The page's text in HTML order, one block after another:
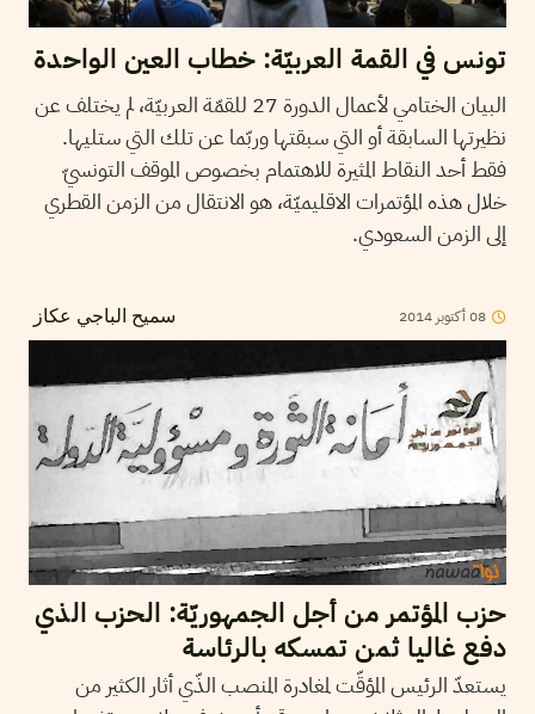
تونس في القمة العربيّة: خطاب العين الواحدة
البيان الختامي لأعمال الدورة 27 للقمّة العربيّة، لم يختلف عن
نظيرتها السابقة أو التي سبقتها وربّما عن تلك التي ستليها.
فقط أحد النقاط المثيرة للاهتمام بخصوص الموقف التونسيّ
خلال هذه المؤتمرات الاقليميّة، هو الانتقال من الزمن القطري
إلى الزمن السعودي.
سميح الباجي عكاز 08أكتوبر 2014
حزب المؤتمر من أجل الجمهوريّة: الحزب الذي
دفع غاليا ثمن تمسكه بالرئاسة
يستعدّ الرئيس المؤقّت لمغادرة المنصب الذّي أثار الكثير من